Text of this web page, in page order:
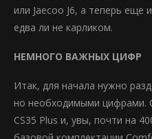
или Jaecoo J6, а теперь еще
едва ли не карликом.
НЕМНОГО ВАЖНЫХ ЦИФР
Итак, для начала нужно
но необходимыми цифрами.
CS35 Plus и, увы, почти на